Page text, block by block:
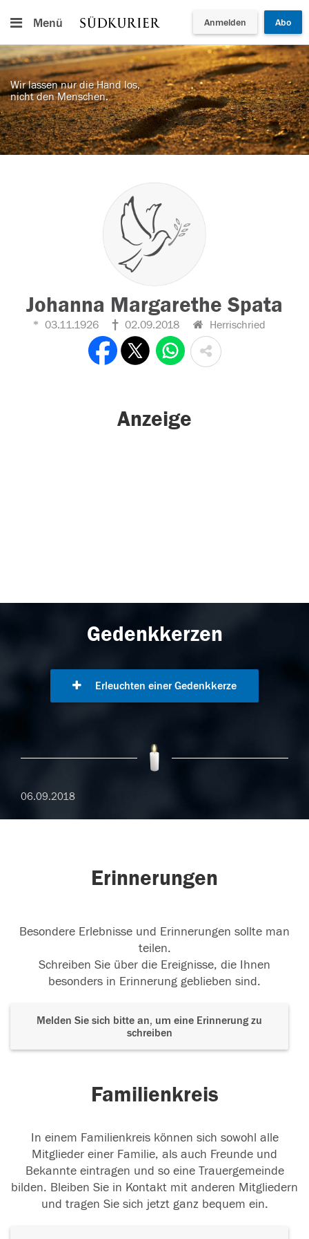
Menü Anmelden Abo
Wir lassen nur die Hand los,
nicht den Menschen.
Johanna Margarethe Spata
03.11.1926 02.09.2018 Herrischried
Anzeige
Gedenkkerzen
Erleuchten einer Gedenkkerze
06.09.2018
Erinnerungen
Besondere Erlebnisse und Erinnerungen sollte man
teilen.
Schreiben Sie über die Ereignisse, die Ihnen
besonders in Erinnerung geblieben sind.
Melden Sie sich bitte an, um eine Erinnerung zu
schreiben
Familienkreis
In einem Familienkreis können sich sowohl alle
Mitglieder einer Familie, als auch Freunde und
Bekannte eintragen und so eine Trauergemeinde
bilden. Bleiben Sie in Kontakt mit anderen Mitgliedern
und tragen Sie sich jetzt ganz bequem ein.